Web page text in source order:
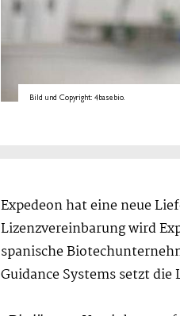
Bild und Copyright: 4basebio.
Expedeon hat eine neue
Lizenzvereinbarung wird
spanische
Guidance Systems setzt